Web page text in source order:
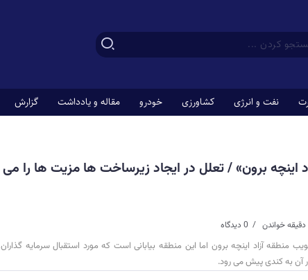
نفت و انرژی کشاورزی خودرو مقاله و یادداشت گزارش
اینچه برون» / تعلل در ایجاد زیرساخت ها مزیت ها را می
0 دیدگاه
منطقه آزاد اینچه برون اما این منطقه بیابانی است که مورد استقبال سرمایه گذاران
آن به کندی پیش می رود.